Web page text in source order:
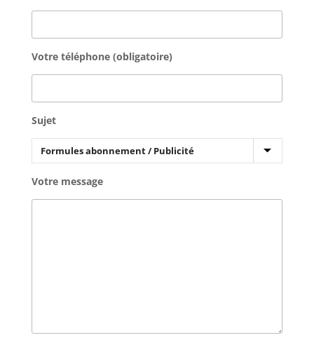
Votre téléphone (obligatoire)
Sujet
Votre message